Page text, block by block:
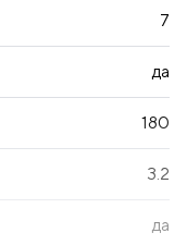
7
да
180
3.2
да